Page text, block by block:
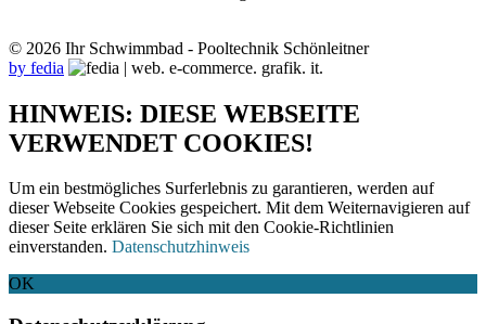
© 2026 Ihr Schwimmbad - Pooltechnik Schönleitner
by fedia
HINWEIS: DIESE WEBSEITE
VERWENDET COOKIES!
Um ein bestmögliches Surferlebnis zu garantieren, werden auf
dieser Webseite Cookies gespeichert. Mit dem Weiternavigieren auf
dieser Seite erklären Sie sich mit den Cookie-Richtlinien
einverstanden. Datenschutzhinweis
OK